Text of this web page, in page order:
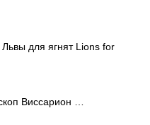
для ягнят Lions for
Виссарион …